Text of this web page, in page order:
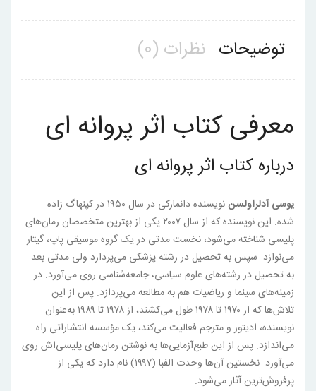
توضیحات نظرات (0)
معرفی کتاب اثر پروانه ای
درباره کتاب اثر پروانه ای
یوسی آدلراولسن
نویسنده دانمارکی در سال ۱۹۵۰ در کپنهاگ زاده
شده. این نویسنده که از سال ۲۰۰۷ یکی از بهترین متخصصان رمان‌های
پلیسی شناخته می‌شود، نخست مدتی در یک گروه موسیقی پاپ، گیتار
می‌نوازد. سپس به تحصیل در رشته پزشکی می‌پردازد ولی مدتی بعد
به تحصیل در رشته‌های علوم سیاسی، جامعه‌شناسی روی می‌آورد. در
زمینه‌های سینما و ریاضیات هم به مطالعه می‌پردازد. پس از این
تلاش‌ها که از ۱۹۷۰ تا ۱۹۷۸ طول می‌کشند، از ۱۹۷۸ تا ۱۹۸۹ به‌عنوان
نویسنده، ادیتور و مترجم فعالیت می‌کند، یک مؤسسه انتشاراتی راه
می‌اندازد. پس از این طبع‌آزمایی‌ها به نوشتن رمان‌های پلیسی‌اش روی
می‌آورد. نخستین آن‌ها وحدت الفبا (۱۹۹۷) نام دارد که یکی از
پرفروش‌ترین آثار می‌شود.